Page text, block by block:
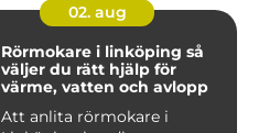
02. aug
Rörmokare i linköping så
väljer du rätt hjälp för
värme, vatten och avlopp
Att anlita rörmokare i